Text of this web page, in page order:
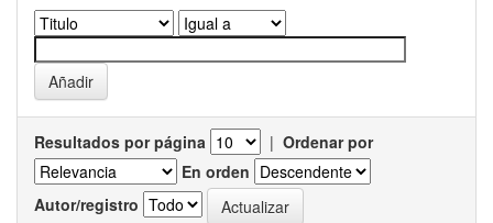
Resultados por página | Ordenar por
En orden
Autor/registro